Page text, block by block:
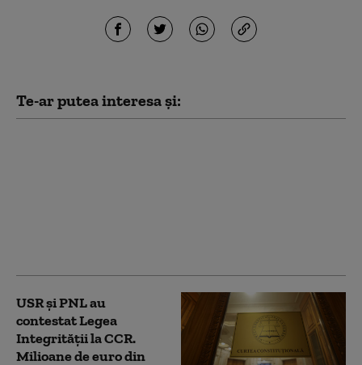
Te-ar putea interesa și:
USR și PNL au
contestat Legea
Integrității la CCR.
Milioane de euro din